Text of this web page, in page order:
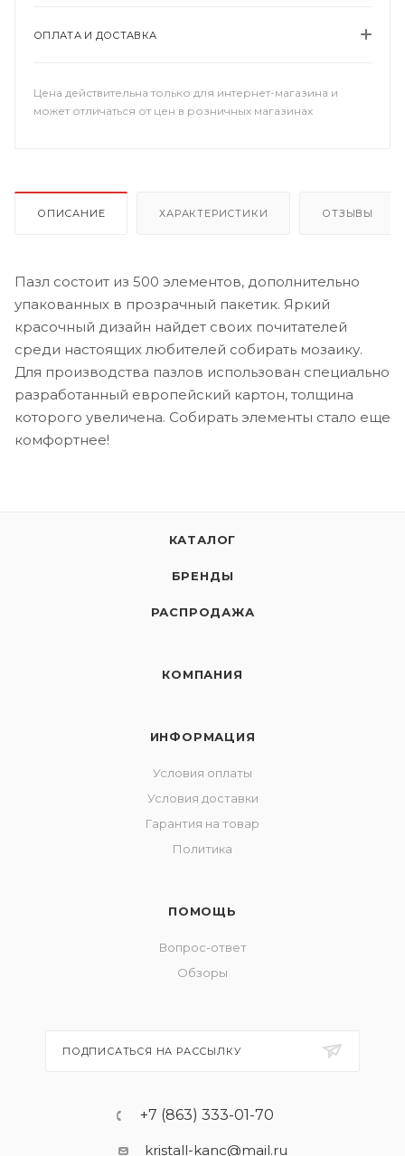
ОПЛАТА И ДОСТАВКА
Цена действительна только для интернет-магазина и
может отличаться от цен в розничных магазинах
ОПИСАНИЕ ХАРАКТЕРИСТИКИ ОТЗЫВЫ
Пазл состоит из 500 элементов, дополнительно
упакованных в прозрачный пакетик. Яркий
красочный дизайн найдет своих почитателей
среди настоящих любителей собирать мозаику.
Для производства пазлов использован специально
разработанный европейский картон, толщина
которого увеличена. Собирать элементы стало еще
комфортнее!
КАТАЛОГ
БРЕНДЫ
РАСПРОДАЖА
КОМПАНИЯ
ИНФОРМАЦИЯ
Условия оплаты
Условия доставки
Гарантия на товар
Политика
ПОМОЩЬ
Вопрос-ответ
Обзоры
ПОДПИСАТЬСЯ НА РАССЫЛКУ
+7 (863) 333-01-70
kristall-kanc@mail.ru